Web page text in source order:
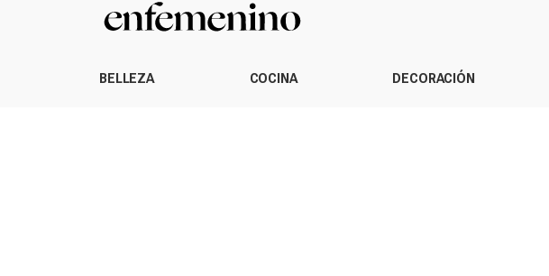
BELLEZA COCINA DECORACIÓN